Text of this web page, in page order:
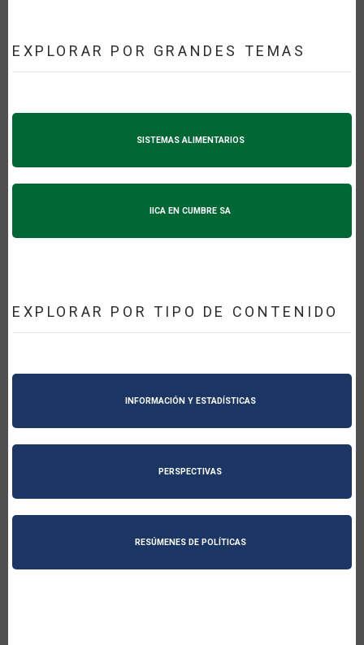
EXPLORAR POR GRANDES TEMAS
SISTEMAS ALIMENTARIOS
IICA EN CUMBRE SA
EXPLORAR POR TIPO DE CONTENIDO
INFORMACIÓN Y ESTADÍSTICAS
PERSPECTIVAS
RESÚMENES DE POLÍTICAS